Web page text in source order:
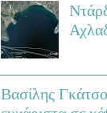
Βασίλης